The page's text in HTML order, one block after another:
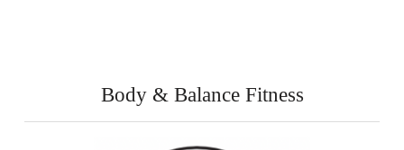
Body & Balance Fitness